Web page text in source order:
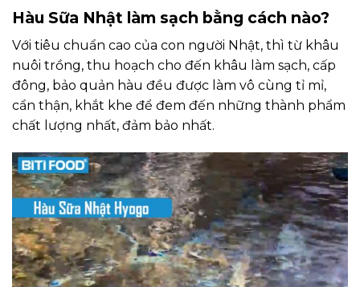
Hàu Sữa Nhật làm sạch bằng cách nào?
Với tiêu chuẩn cao của con người Nhật, thì từ khâu
nuôi trồng, thu hoạch cho đến khâu làm sạch, cấp
đông, bảo quản hàu đều được làm vô cùng tỉ mỉ,
cẩn thận, khắt khe để đem đến những thành phẩm
chất lượng nhất, đảm bảo nhất.